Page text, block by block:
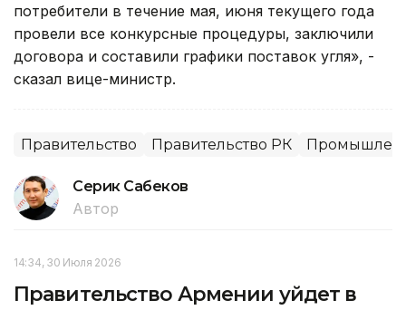
потребители в течение мая, июня текущего года
провели все конкурсные процедуры, заключили
договора и составили графики поставок угля», -
сказал вице-министр.
Правительство Правительство РК
Серик Сабеков
Автор
14:34, 30 Июля 2026
Правительство Армении уйдет в